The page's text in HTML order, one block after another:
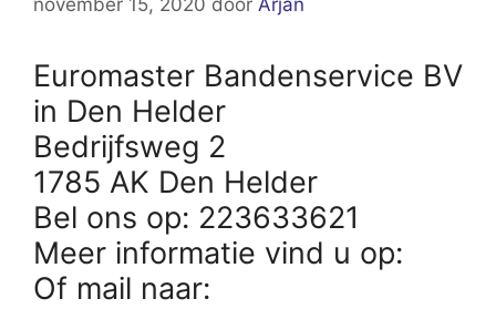
november 15, 2020 door Arjan
Euromaster Bandenservice BV
in Den Helder
Bedrijfsweg 2
1785 AK Den Helder
Bel ons op: 223633621
Meer informatie vind u op:
Of mail naar: